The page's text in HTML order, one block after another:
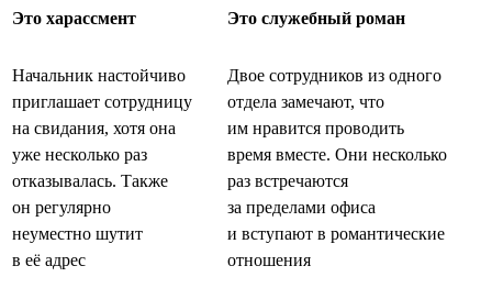
Это харассмент Это служебный роман
Начальник настойчиво
приглашает сотрудницу
на свидания, хотя она
уже несколько раз
отказывалась. Также
он регулярно
неуместно шутит
в её адрес
Двое сотрудников из одного
отдела замечают, что
им нравится проводить
время вместе. Они несколько
раз встречаются
за пределами офиса
и вступают в романтические
отношения